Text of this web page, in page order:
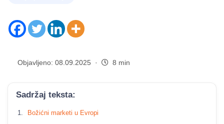
Objavljeno: 08.09.2025 · 8 min
Sadržaj teksta:
Božićni marketi u Evropi